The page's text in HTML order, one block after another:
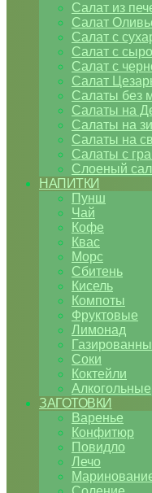
Салат из
Салат
Салат с
Салат с
Салат с
Салат
Салаты без
Салаты на
Салаты на
Салаты на
Салаты с
Слоеный
НАПИТКИ
Пунш
Чай
Кофе
Квас
Морс
Сбитень
Кисель
Компоты
Фруктовые
Лимонад
Соки
Коктейли
Алкогольные
ЗАГОТОВКИ
Варенье
Конфитюр
Повидло
Лечо